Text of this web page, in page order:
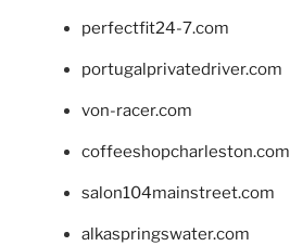
perfectfit24-7.com
portugalprivatedriver.com
von-racer.com
coffeeshopcharleston.com
salon104mainstreet.com
alkaspringswater.com